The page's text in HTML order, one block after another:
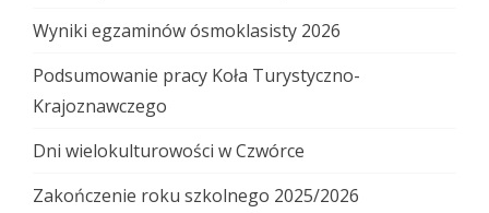
Wyniki egzaminów ósmoklasisty 2026
Podsumowanie pracy Koła Turystyczno-
Krajoznawczego
Dni wielokulturowości w Czwórce
Zakończenie roku szkolnego 2025/2026